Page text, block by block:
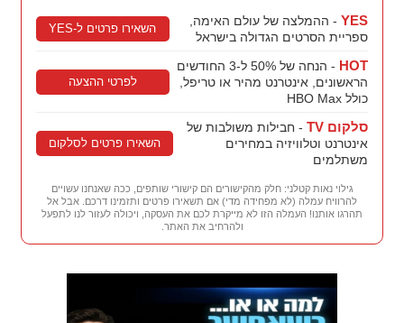
YES - ההמלצה של עולם האימה,
ספריית הסרטים הגדולה בישראל
השאירו פרטים ל-YES
HOT
- הנחה של 50% ל-3 החודשים
הראשונים, אינטרנט מהיר או טריפל,
כולל HBO Max
לפרטי ההצעה
סלקום TV
- חבילות משולבות של
אינטרנט וטלוויזיה במחירים
משתלמים
השאירו פרטים לסלקום
גילוי נאות קטלני: חלק מהקישורים הם קישורי שותפים, ככה שאנחנו עשויים
להרוויח עמלה (לא מפחידה מדי) אם תשאירו פרטים ותזמינו דרכם. אבל אל
תהרגו אותנו! העמלה הזו לא מייקרת לכם את העסקה, ויכולה לעזור לנו לתפעל
ולהרחיב את האתר.